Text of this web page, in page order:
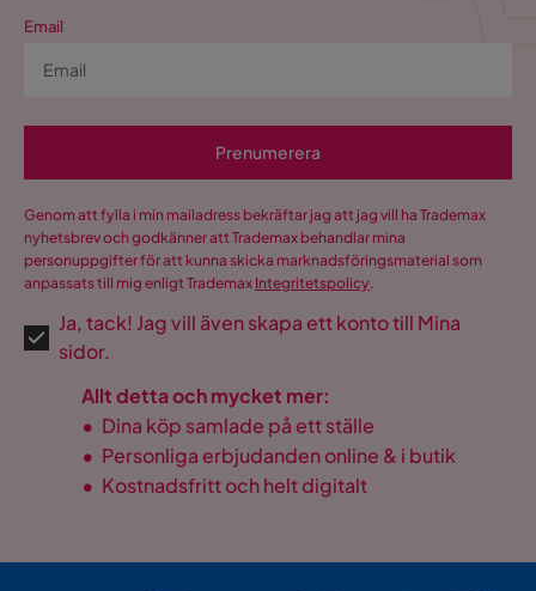
Email
Prenumerera
Genom att fylla i min mailadress bekräftar jag att jag vill ha Trademax
nyhetsbrev och godkänner att Trademax behandlar mina
personuppgifter för att kunna skicka marknadsföringsmaterial som
anpassats till mig enligt Trademax Integritetspolicy.
Ja, tack! Jag vill även skapa ett konto till Mina
sidor.
Allt detta och mycket mer:
• Dina köp samlade på ett ställe
• Personliga erbjudanden online & i butik
• Kostnadsfritt och helt digitalt